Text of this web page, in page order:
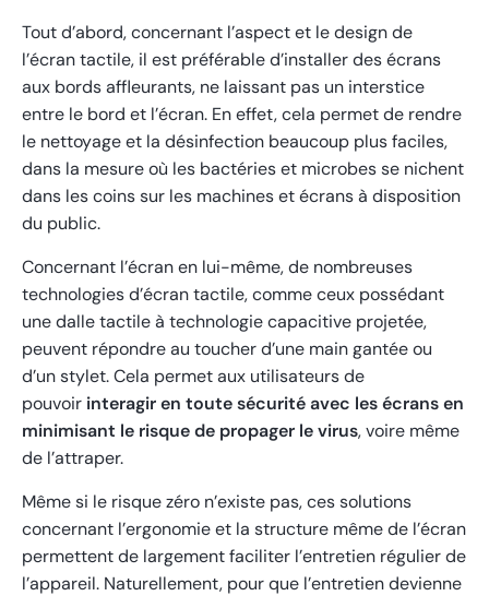
Tout d’abord, concernant l’aspect et le design de
l’écran tactile, il est préférable d’installer des écrans
aux bords affleurants, ne laissant pas un interstice
entre le bord et l’écran. En effet, cela permet de rendre
le nettoyage et la désinfection beaucoup plus faciles,
dans la mesure où les bactéries et microbes se nichent
dans les coins sur les machines et écrans à disposition
du public.
Concernant l’écran en lui-même, de nombreuses
technologies d’écran tactile, comme ceux possédant
une dalle tactile à technologie capacitive projetée,
peuvent répondre au toucher d’une main gantée ou
d’un stylet. Cela permet aux utilisateurs de
pouvoir interagir en toute sécurité avec les écrans en
minimisant le risque de propager le virus, voire même
de l’attraper.
Même si le risque zéro n’existe pas, ces solutions
concernant l’ergonomie et la structure même de l’écran
permettent de largement faciliter l’entretien régulier de
l’appareil. Naturellement, pour que l’entretien devienne